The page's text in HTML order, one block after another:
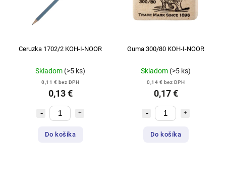
Ceruzka 1702/2 KOH-I-NOOR
Skladom (>5 ks)
0,11 € bez DPH
0,13 €
Do košíka
Guma 300/80 KOH-I-NOOR
Skladom (>5 ks)
0,14 € bez DPH
0,17 €
Do košíka